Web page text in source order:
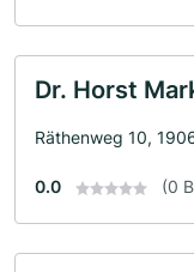
Dr. Horst
Räthenweg 10,
0.0 (0